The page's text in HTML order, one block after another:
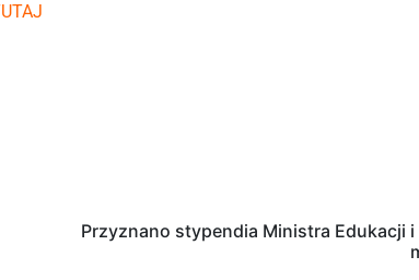
Przyznano stypendia Ministra Edukacji